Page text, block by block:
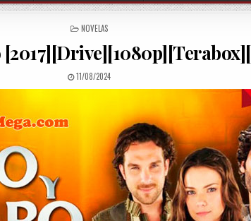
POSTED IN
NOVELAS
PUBLISHED DATE:
11/08/2024